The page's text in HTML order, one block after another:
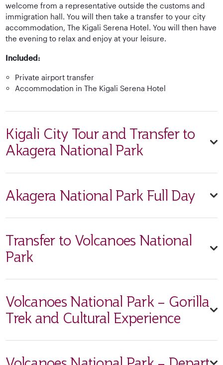
welcome from a representative outside the customs and
immigration hall. You will then take a transfer to your city
accommodation, The Kigali Serena Hotel. You will then have
the evening to relax and enjoy at your leisure.
Included:
Private airport transfer
Accommodation in The Kigali Serena Hotel
Kigali City Tour and Transfer to
Akagera National Park
Akagera National Park Full Day
Transfer to Volcanoes National
Park
Volcanoes National Park – Gorilla
Trek and Cultural Experience